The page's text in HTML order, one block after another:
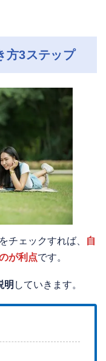
方3ステップ
チェックすれば、
自
が利点です。
明 していきます。